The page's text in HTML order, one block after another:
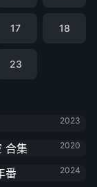
17 18
23
2023
2020
2024